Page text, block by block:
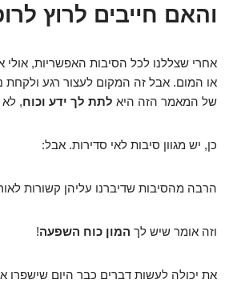
והאם חייבים לרוץ
אחרי שצללנו לכל הסיבות האפשריות,
או המום. אבל זה המקום לעצור רגע
של המאמר הזה היא לתת לך ידע וכוח, לא
כן, יש מגוון סיבות לאי סדירות. אבל:
הרבה מהסיבות שדיברנו עליהן קשורות
וזה אומר שיש לך המון כוח השפעה!
את יכולה לעשות דברים כבר היום שישפרו